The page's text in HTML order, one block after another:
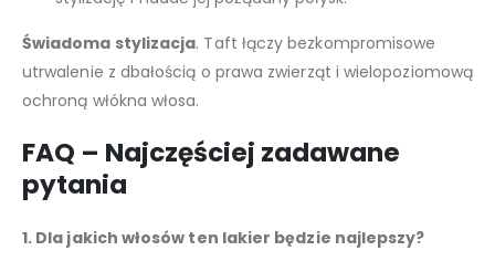
Świadoma stylizacja. Taft łączy bezkompromisowe
utrwalenie z dbałością o prawa zwierząt i wielopoziomową
ochroną włókna włosa.
FAQ – Najczęściej zadawane
pytania
1. Dla jakich włosów ten lakier będzie najlepszy?